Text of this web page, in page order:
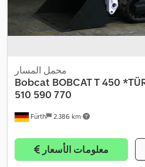
Fürth 2.386 km
محمل المسار
Bobcat BOBCAT T 450
510 590 770
معلومات الأسعار